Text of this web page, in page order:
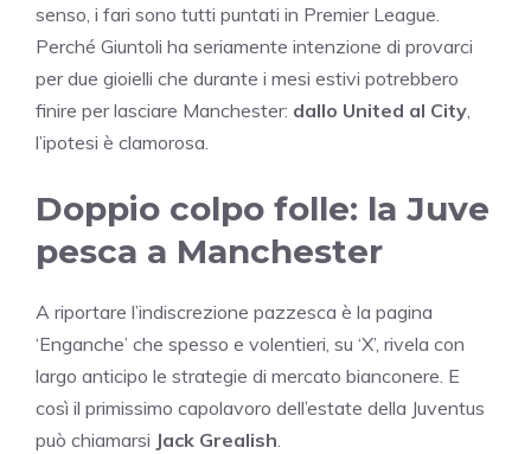
senso, i fari sono tutti puntati in Premier League.
Perché Giuntoli ha seriamente intenzione di provarci
per due gioielli che durante i mesi estivi potrebbero
finire per lasciare Manchester: dallo United al City,
l’ipotesi è clamorosa.
Doppio colpo folle: la Juve
pesca a Manchester
A riportare l’indiscrezione pazzesca è la pagina
‘Enganche’ che spesso e volentieri, su ‘X’, rivela con
largo anticipo le strategie di mercato bianconere. E
così il primissimo capolavoro dell’estate della Juventus
può chiamarsi Jack Grealish.